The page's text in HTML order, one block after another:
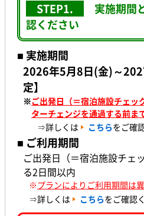
STEP1.
実施期間
認ください
■ 実施期間
2026年5月8日(金)～
定】
※ご出発日（＝宿泊施設チェッ
ターチェンジを通過する前ま
⇒詳しくは
こちらをご確
■ ご利用期間
ご出発日（＝宿泊施設チェ
る2日間以内
※プランによりご利用期間は異
⇒詳しくは
こちらをご確認